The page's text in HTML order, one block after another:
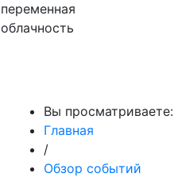
переменная
облачность
Вы просматриваете:
Главная
/
Обзор событий